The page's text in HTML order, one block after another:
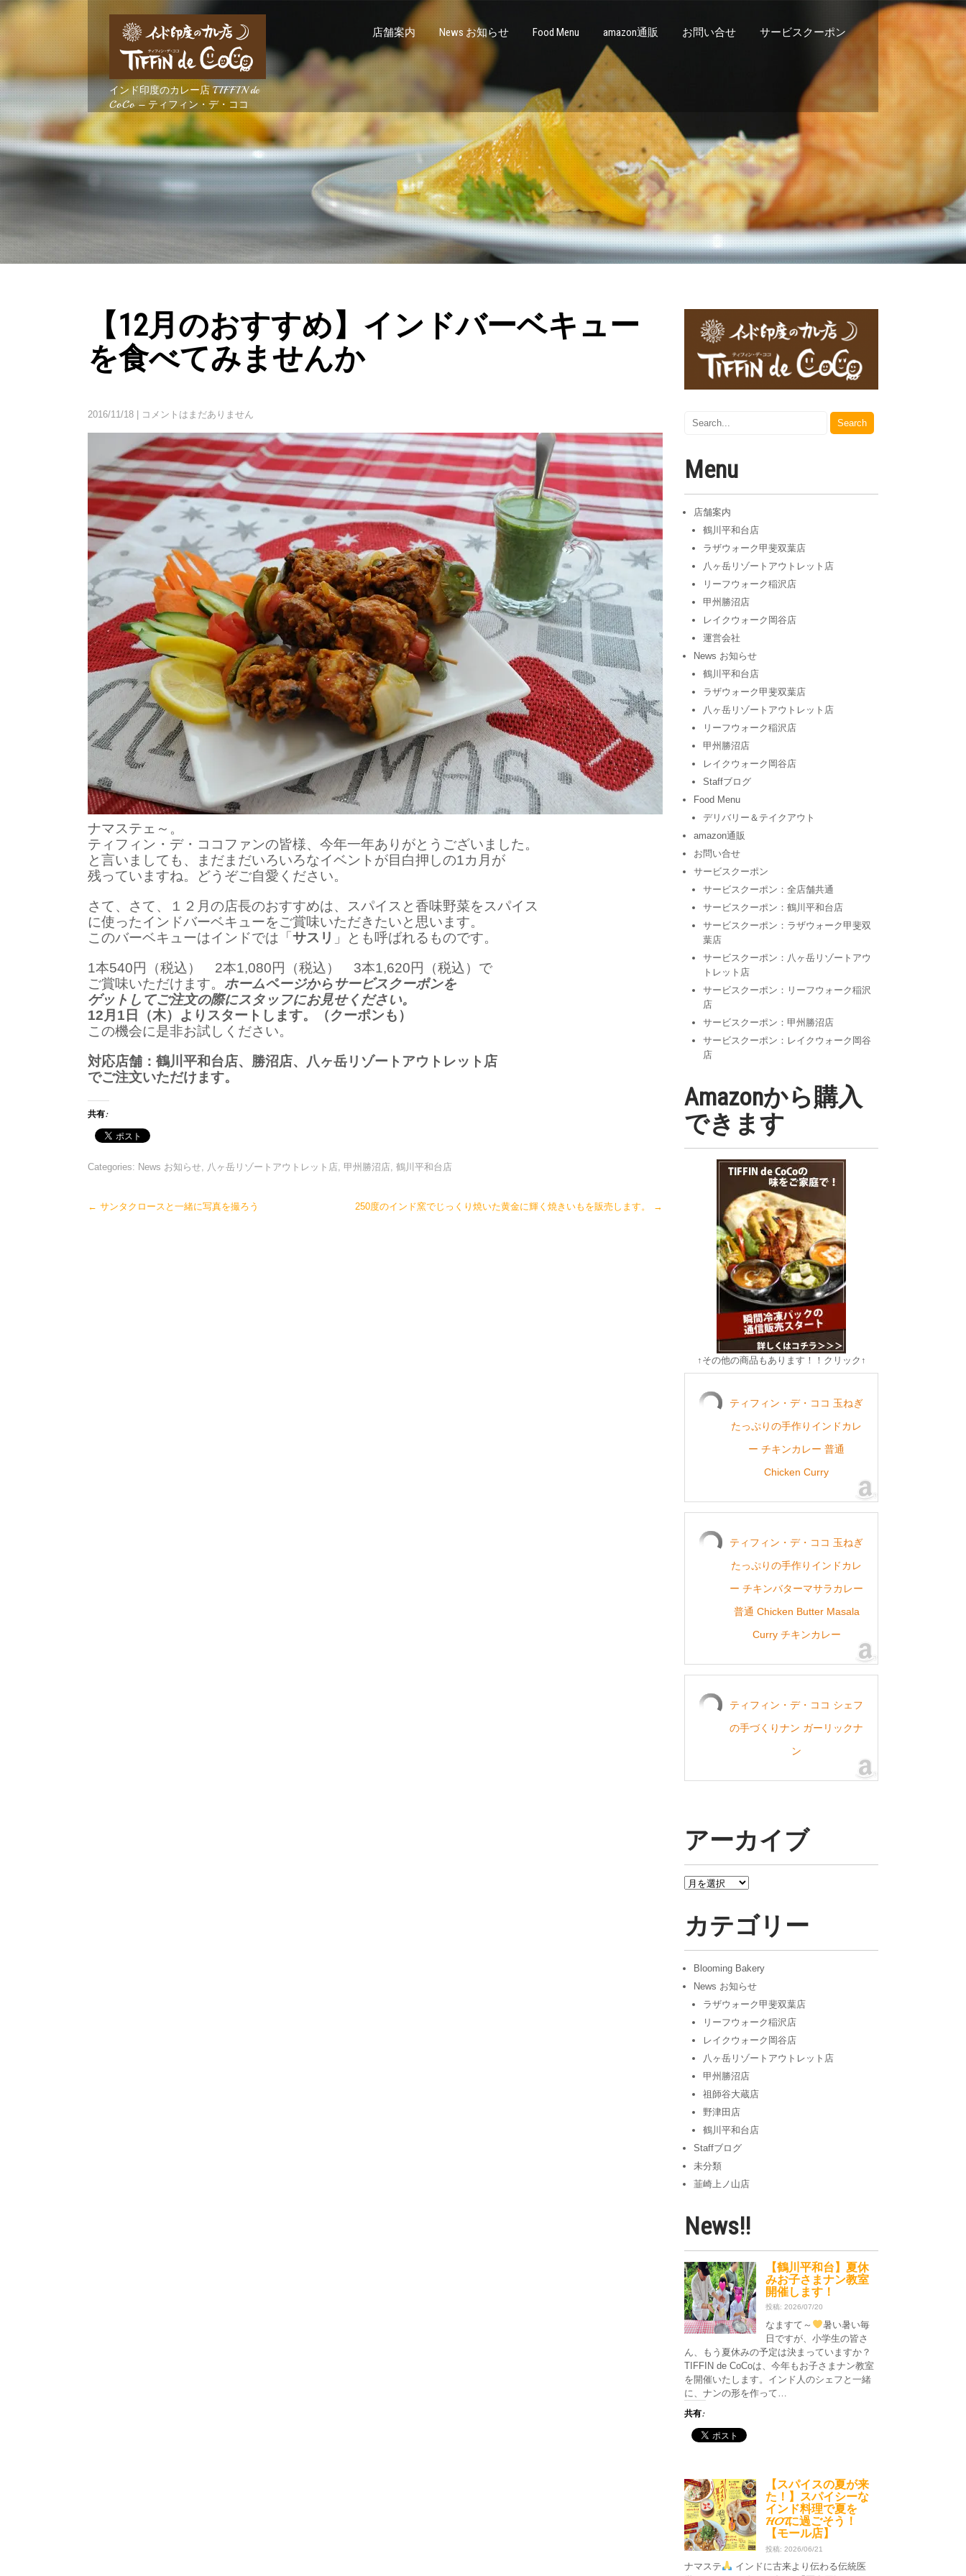
インド印度のカレー店 TIFFIN de
CoCo – ティフィン・デ・ココ
店舗案内 News お知らせ Food Menu amazon通販 お問い合せ サービスクーポン
【12月のおすすめ】インドバーベキュー
を食べてみませんか
2016/11/18 コメントはまだありません
ナマステェ～。
ティフィン・デ・ココファンの皆様、今年一年ありがとうございました。
と言いましても、まだまだいろいろなイベントが目白押しの1カ月が
残っていますね。どうぞご自愛ください。
さて、さて、１２月の店長のおすすめは、スパイスと香味野菜をスパイス
に使ったインドバーベキューをご賞味いただきたいと思います。
このバーベキューはインドでは「 サスリ 」とも呼ばれるものです。
1本540円（税込） 2本1,080円（税込） 3本1,620円（税込）で
ご賞味いただけます。 ホームページからサービスクーポンを
ゲットしてご注文の際にスタッフにお見せください。
12月1日（木）よりスタートします。（クーポンも）
この機会に是非お試しください。
対応店舗：鶴川平和台店、勝沼店、八ヶ岳リゾートアウトレット店
でご注文いただけます。
共有:
Categories: News お知らせ, 八ヶ岳リゾートアウトレット店, 甲州勝沼店, 鶴川平和台店
Post
← サンタクロースと一緒に写真を撮ろう 250度のインド窯でじっくり焼いた黄金に輝く焼きいもを販売します。 →
Menu
店舗案内
鶴川平和台店
ラザウォーク甲斐双葉店
八ヶ岳リゾートアウトレット店
リーフウォーク稲沢店
甲州勝沼店
レイクウォーク岡谷店
運営会社
News お知らせ
鶴川平和台店
ラザウォーク甲斐双葉店
八ヶ岳リゾートアウトレット店
リーフウォーク稲沢店
甲州勝沼店
レイクウォーク岡谷店
Staffブログ
Food Menu
デリバリー＆テイクアウト
amazon通販
お問い合せ
サービスクーポン
サービスクーポン：全店舗共通
サービスクーポン：鶴川平和台店
サービスクーポン：ラザウォーク甲斐双
葉店
サービスクーポン：八ヶ岳リゾートアウ
トレット店
サービスクーポン：リーフウォーク稲沢
店
サービスクーポン：甲州勝沼店
サービスクーポン：レイクウォーク岡谷
店
Amazonから購入
できます
↑その他の商品もあります！！クリック↑
ティフィン・デ・ココ 玉ねぎ
たっぷりの手作りインドカレ
ー チキンカレー 普通
Chicken Curry
ティフィン・デ・ココ 玉ねぎ
たっぷりの手作りインドカレ
ー チキンバターマサラカレー
普通 Chicken Butter Masala
Curry チキンカレー
ティフィン・デ・ココ シェフ
の手づくりナン ガーリックナ
ン
アーカイブ
ア
イ
ブカテゴリー
Blooming Bakery
News お知らせ
ラザウォーク甲斐双葉店
リーフウォーク稲沢店
レイクウォーク岡谷店
八ヶ岳リゾートアウトレット店
甲州勝沼店
祖師谷大蔵店
野津田店
鶴川平和台店
Staffブログ
未分類
韮崎上ノ山店
News!!
【鶴川平和台】夏休
みお子さまナン教室
開催します！
投稿: 2026/07/20
なますて～
暑い暑い毎
日ですが、小学生の皆さ
ん、もう夏休みの予定は決まっていますか？
TIFFIN de CoCoは、今年もお子さまナン教室
を開催いたします。インド人のシェフと一緒
に、ナンの形を作って…
共有:
【スパイスの夏が来
た！】スパイシーな
インド料理で夏を
HOTに過ごそう！
【モール店】
投稿: 2026/06/21
ナマステ
インドに古来より伝わる伝統医